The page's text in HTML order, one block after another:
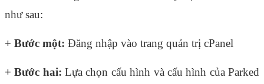
như sau:
+ Bước một: Đăng nhập vào trang quản trị cPanel
+ Bước hai: Lựa chọn cấu hình và cấu hình của Parked